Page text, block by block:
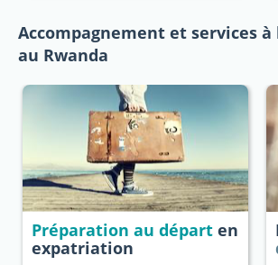
Accompagnement et services à
au Rwanda
Préparation au départ en
expatriation